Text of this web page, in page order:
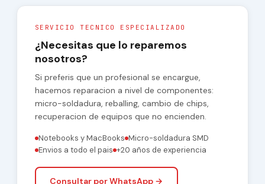
SERVICIO TECNICO ESPECIALIZADO
¿Necesitas que lo reparemos
nosotros?
Si preferis que un profesional se encargue,
hacemos reparacion a nivel de componentes:
micro-soldadura, reballing, cambio de chips,
recuperacion de equipos que no encienden.
Notebooks y MacBooks Micro-soldadura SMD
Envios a todo el pais +20 años de experiencia
Consultar por WhatsApp →